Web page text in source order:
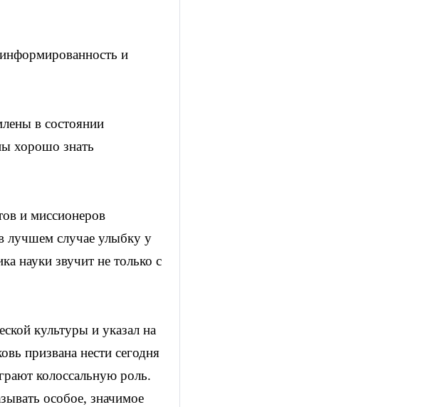
и
в состоянии
хорошо знать
и миссионеров
лучшем случае улыбку у
науки звучит не только с
культуры и указал на
призвана нести сегодня
колоссальную роль.
особое, значимое